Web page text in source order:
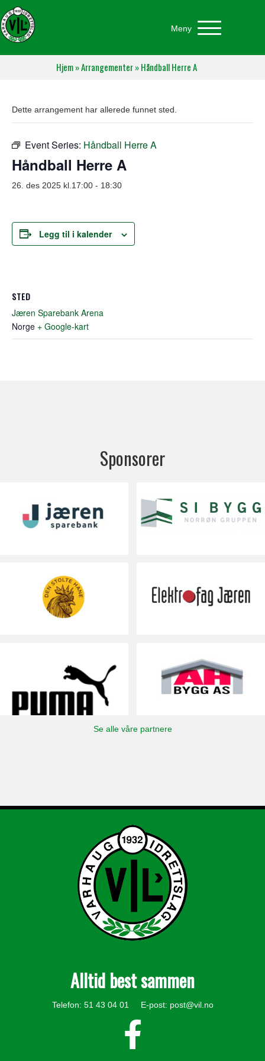
Meny
Hjem»Arrangementer»Håndball Herre A
Dette arrangement har allerede funnet sted.
Event Series: Håndball Herre A
Håndball Herre A
26. des 2025 kl.17:00 - 18:30
Legg til i kalender
STED
Jæren Sparebank Arena
Norge + Google-kart
Sponsorer
Se alle våre partnere
Alltid best sammen
Telefon: 51 43 04 01 E-post: post@vil.no